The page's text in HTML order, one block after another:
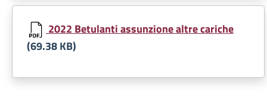
Document
2022 Betulanti assunzione altre cariche
(69.38 KB)